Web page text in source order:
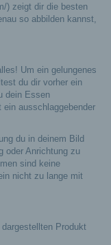
) zeigt dir die besten
so abbilden kannst,
Um ein gelungenes
du dir vorher ein
dein Essen
ausschlaggebender
du in deinem Bild
oder Anrichtung zu
sind keine
nicht zu lange mit
Produkt